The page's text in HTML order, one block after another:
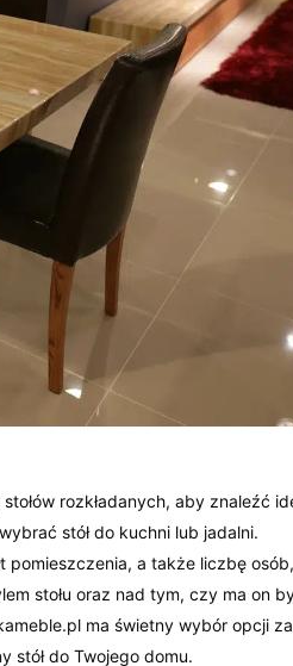
rozkładanych, aby znaleźć
stół do kuchni lub jadalni.
pomieszczenia, a także liczbę osób,
stołu oraz nad tym, czy ma on
ma świetny wybór opcji za
stół do Twojego domu.